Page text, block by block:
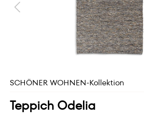
SCHÖNER WOHNEN-Kollektion
Teppich Odelia